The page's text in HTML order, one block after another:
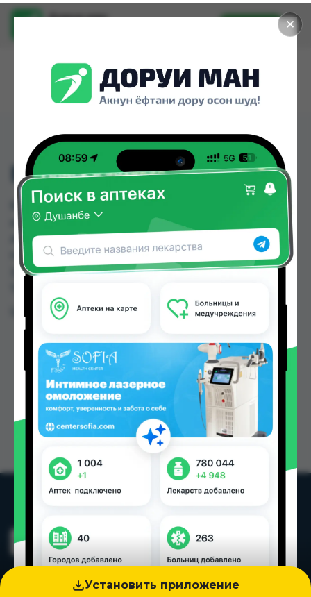
✕
Установить приложение
Доруи ман
Установить
БЕНЗИЛПЕНИЦИЛИН
БЕНЗИЛПЕНИЦИЛИН можно купить или
заказать в аптеках, Аслфарм №1, Аслфарм №2,
Аслфарм №3, Аслфарм №4, Аслфарм №6, АСРИ
НЕК 80, Дорухона Сабз по цене от 2.00 TJS до
3.00 TJS в Душанбе и других городах
Цена: от2.00 TJS